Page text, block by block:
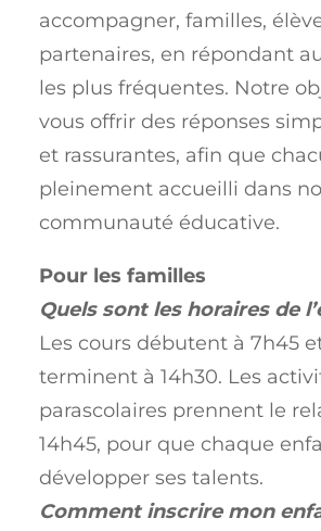
accompagner, familles,
partenaires, en répondant
les plus fréquentes. Notre
vous offrir des réponses
et rassurantes, afin que
pleinement accueilli dans
communauté éducative.
Pour les familles
Quels sont les horaires de
Les cours débutent à 7h45
terminent à 14h30. Les
parascolaires prennent le
14h45, pour que chaque
développer ses talents.
Comment inscrire mon